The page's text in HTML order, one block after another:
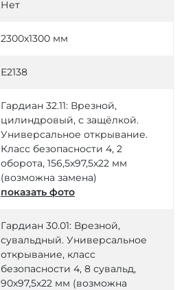
Нет
2300х1300 мм
Е2138
Гардиан 32.11: Врезной,
цилиндровый, с защёлкой.
Универсальное открывание.
Класс безопасности 4, 2
оборота, 156,5х97,5х22 мм
(возможна замена)
показать фото
Гардиан 30.01: Врезной,
сувальдный. Универсальное
открывание, класс
безопасности 4, 8 сувальд,
90х97,5х22 мм (возможна